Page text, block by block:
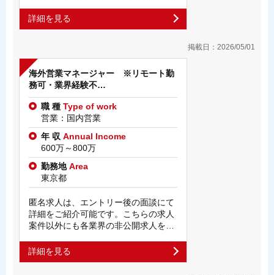
詳細を見る
掲載日：2026/05/01
海外営業マネージャー ※リモート勤
務可・業界経験不…
職 種 Type of work
営業：国内営業
年 収 Annual Income
600万～800万
勤務地Area
東京都
匿名求人は、エントリー後の面談にて
詳細をご紹介可能です。こちらの求人
案件以外にも各業界の非公開求人を…
詳細を見る